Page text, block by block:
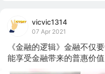
vicvic1314
07 Apr 2021
《金融的逻辑》金融不仅
能享受金融带来的普惠价值